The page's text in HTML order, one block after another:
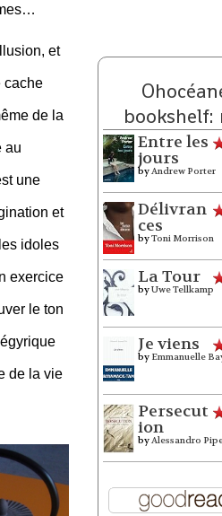
et
cache
de la
au
une
et
idoles
exercice
le ton
de la vie
bookshelf:
Entre les
jours
byAndrew Porter
Délivran
ces
byToni Morrison
La Tour
byUwe Tellkamp
Je viens
by Emmanuelle
Persecut
ion
byAlessandro